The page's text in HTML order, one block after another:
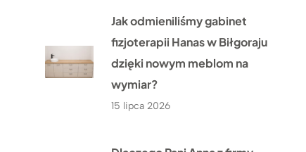
Jak odmieniliśmy gabinet
fizjoterapii Hanas w Biłgoraju
dzięki nowym meblom na
wymiar?
15 lipca 2026